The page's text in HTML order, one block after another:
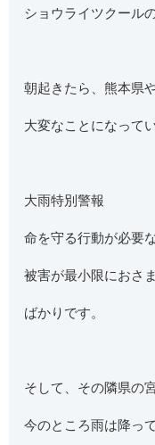
ショウライツクール
朝起きたら、熊本県
大変なことになって
大雨特別警報
命を守る行動が必要
被害が最小限におさ
ばかりです。
そして、その隣県の
今のところ雨は降っ